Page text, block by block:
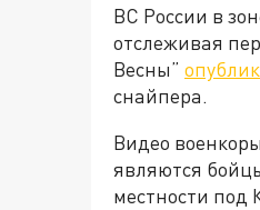
ВС России в
отслеживая
Весны”
снайпера.
Видео
являются
местности под